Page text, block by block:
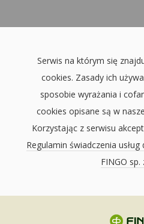
Serwis na którym się
cookies. Zasady ich
sposobie wyrażania i
cookies opisane są w
Korzystając z serwisu
Regulamin świadczenia
FINGO sp.